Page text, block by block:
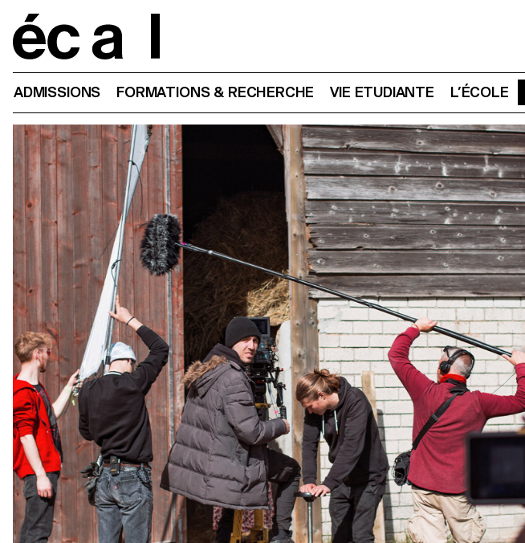
ADMISSIONS FORMATIONS & RECHERCHE VIE ETUDIANTE L’ÉCOLE